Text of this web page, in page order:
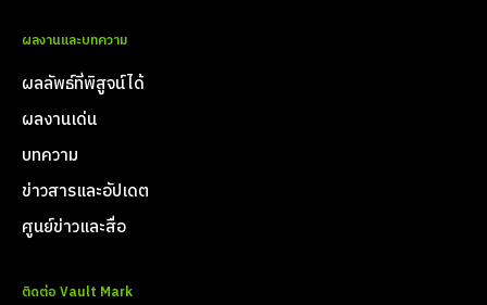
ผลงานและบทความ
ผลลัพธ์ที่พิสูจน์ได้
ผลงานเด่น
บทความ
ข่าวสารและอัปเดต
ศูนย์ข่าวและสื่อ
ติดต่อ Vault Mark